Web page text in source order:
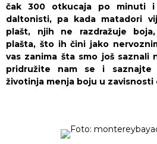
čak 300 otkucaja po minuti
daltonisti, pa kada matadori
plašt, njih ne razdražuje
plašta, što ih čini jako
vas zanima šta smo još saznali
pridružite nam se i saznajte
životinja menja boju u zavisnosti